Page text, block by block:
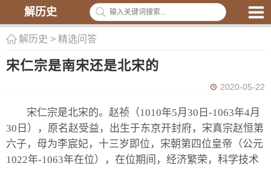
解历史
解历史 > 精选问答
宋仁宗是南宋还是北宋的
2020-05-22
宋仁宗是北宋的。赵祯（1010年5月30日-1063年4月
30日），原名赵受益，出生于东京开封府，宋真宗赵恒第
六子，母为李宸妃，十三岁即位，宋朝第四位皇帝（公元
1022年-1063年在位），在位期间，经济繁荣，科学技术